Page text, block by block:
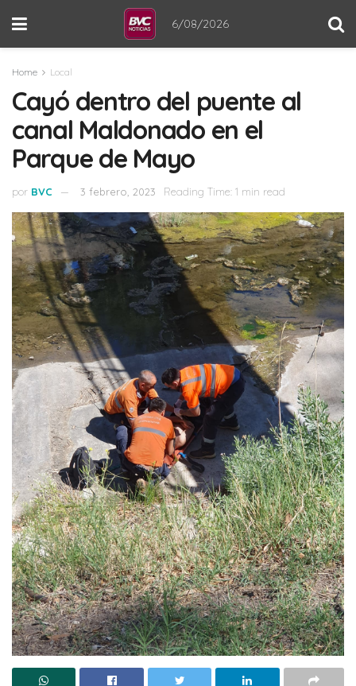
6/08/2026
Home Local
Cayó dentro del puente al
canal Maldonado en el
Parque de Mayo
por BVC 3 febrero, 2023 Reading Time: 1 min read